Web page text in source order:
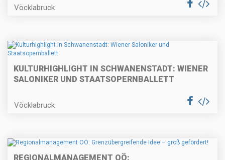
Vöcklabruck
KULTURHIGHLIGHT IN SCHWANENSTADT: WIENER
SALONIKER UND STAATSOPERNBALLETT
Vöcklabruck
REGIONALMANAGEMENT OÖ: